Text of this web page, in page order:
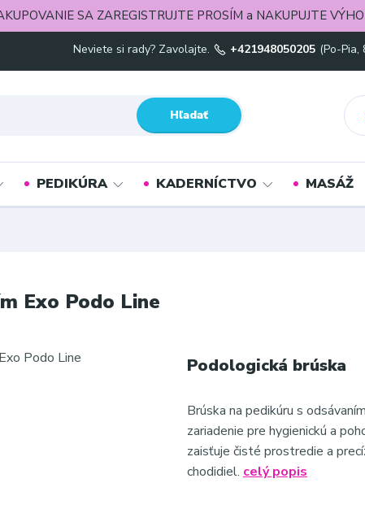
SA ZAREGISTRUJTE PROSÍM a NAKUPUJTE
Hľadať
Neviete si rady? Zavolajte. +421948050205 (Po-Pia,
PEDIKÚRA KADERNÍCTVO MASÁŽ
Exo Podo Line
Podologická brúska
Brúska na pedikúru s
zariadenie pre hygienickú a
zaisťuje čisté prostredie a
chodidiel. celý popis